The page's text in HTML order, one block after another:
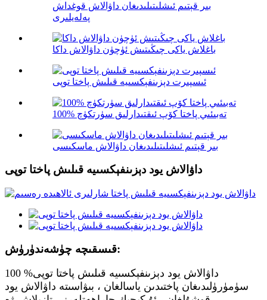
بىر قېتىم ئىشلىتىلىدىغان داۋالاش قوغداش
پەلەيلىرى
باغلاش ياكى چىڭىتىش ئۈچۈن داۋالاش داكا
ئىسپىرت دېزىنفېكسىيە قىلىش پاختا توپى
100% تەبىئىي پاختا كۆپ ئىقتىدارلىق سۈرتكۈچ
بىر قېتىم ئىشلىتىلىدىغان داۋالاش ماسكىسى
داۋالاش يود دېزىنفېكسىيە قىلىش پاختا توپى
قىسقىچە چۈشەندۈرۈش:
داۋالاش يود دېزىنفېكسىيە قىلىش پاختا توپى% 100
سۈمۈرۈلىدىغان پاختىدىن ياسالغان ، بىۋاسىتە داۋالاش يود